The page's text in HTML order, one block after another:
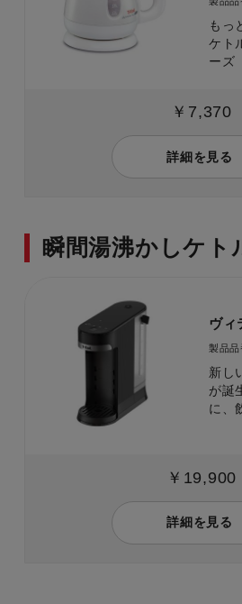
もっ
ケト
ーズ
￥7,370
詳細を見る
瞬間湯沸かしケト
ヴィ
製品
新し
が誕
に、
￥19,900
詳細を見る